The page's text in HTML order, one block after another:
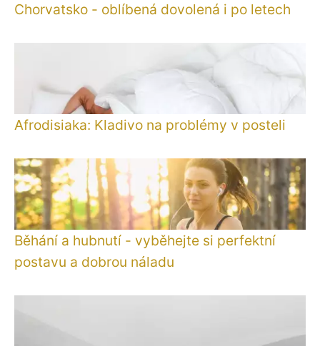
Chorvatsko - oblíbená dovolená i po letech
Afrodisiaka: Kladivo na problémy v posteli
Běhání a hubnutí - vyběhejte si perfektní
postavu a dobrou náladu